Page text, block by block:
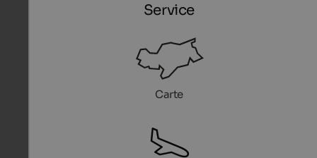
Service
Carte